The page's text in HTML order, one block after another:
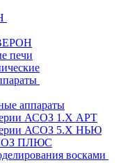
печи
аппараты
АСОЗ 1.Х АРТ
АСОЗ 5.Х НЬЮ
ПЛЮС
восками